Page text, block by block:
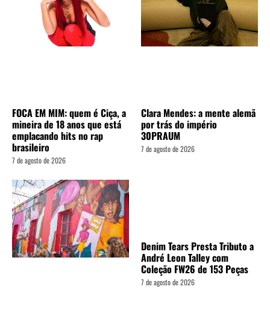
FOCA EM MIM: quem é Ciça, a
mineira de 18 anos que está
emplacando hits no rap
brasileiro
7 de agosto de 2026
Clara Mendes: a mente alemã
por trás do império
30PRAUM
7 de agosto de 2026
Denim Tears Presta Tributo a
André Leon Talley com
Coleção FW26 de 153 Peças
7 de agosto de 2026